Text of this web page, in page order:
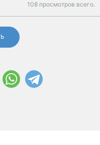
108 просмотров всего.